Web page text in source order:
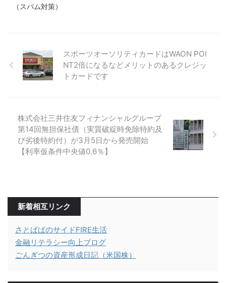
（スパム対策）
スポーツオーソリティカードはWAON POI
NT2倍になるなどメリットのあるクレジッ
トカードです
株式会社三井住友フィナンシャルグループ
第14回無担保社債（実質破綻時免除特約及
び劣後特約付）が3月5日から発売開始
【利率仮条件中央値0.6％】
新着相互リンク
さとぱぱのサイドFIRE生活
金融リテラシー向上ブログ
ごんぎつの資産形成日記（米国株）